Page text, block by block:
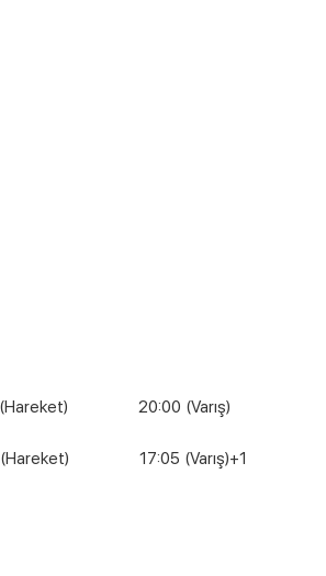
20:00 (Varış)
17:05 (Varış)+1